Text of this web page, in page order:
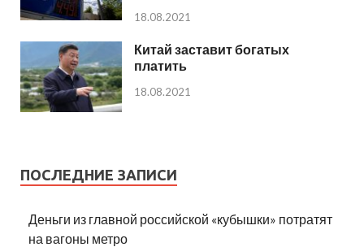
18.08.2021
Китай заставит богатых
платить
18.08.2021
ПОСЛЕДНИЕ ЗАПИСИ
Деньги из главной российской «кубышки» потратят
на вагоны метро